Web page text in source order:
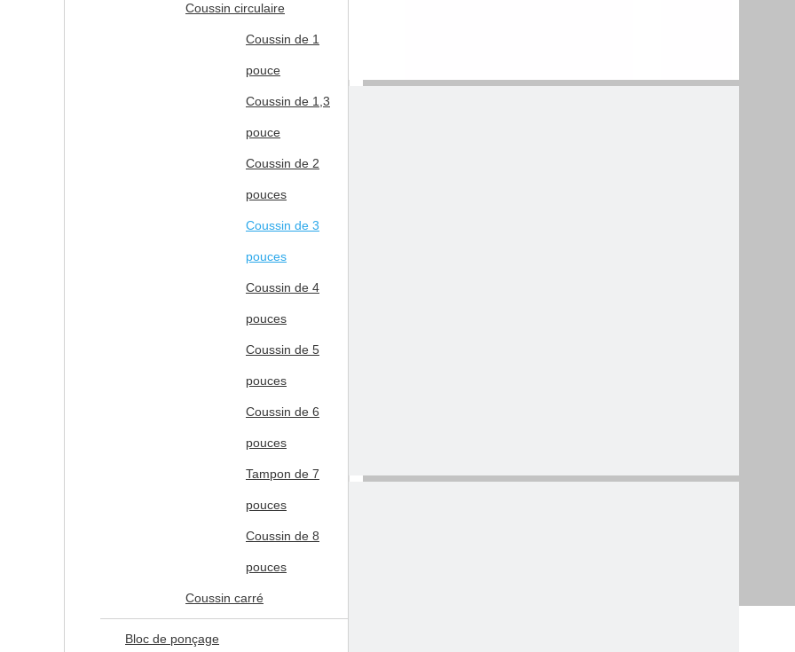
Coussin circulaire
Coussin de 1
pouce
Coussin de 1,3
pouce
Coussin de 2
pouces
Coussin de 3
pouces
Coussin de 4
pouces
Coussin de 5
pouces
Coussin de 6
pouces
Tampon de 7
pouces
Coussin de 8
pouces
Coussin carré
Bloc de ponçage